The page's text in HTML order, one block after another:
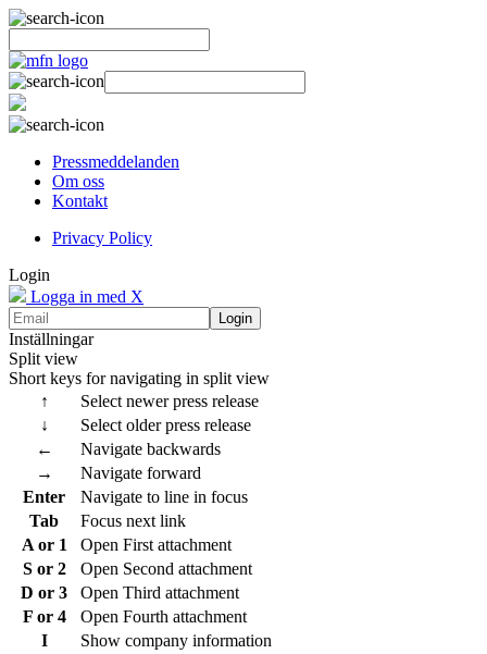
Pressmeddelanden
Om oss
Kontakt
Privacy Policy
Login
Logga in med X
Login
Inställningar
Split view
Short keys for navigating in split view
↑
Select newer press release
↓
Select older press release
←
Navigate backwards
→
Navigate forward
Enter
Navigate to line in focus
Tab
Focus next link
A or 1
Open First attachment
S or 2
Open Second attachment
D or 3
Open Third attachment
F or 4
Open Fourth attachment
I
Show company information